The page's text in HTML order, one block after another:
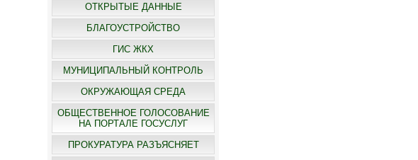
ОТКРЫТЫЕ ДАННЫЕ
БЛАГОУСТРОЙСТВО
ГИС ЖКХ
МУНИЦИПАЛЬНЫЙ КОНТРОЛЬ
ОКРУЖАЮЩАЯ СРЕДА
ОБЩЕСТВЕННОЕ ГОЛОСОВАНИЕ
НА ПОРТАЛЕ ГОСУСЛУГ
ПРОКУРАТУРА РАЗЪЯСНЯЕТ